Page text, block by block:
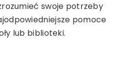
swoje potrzeby
pomoce
lub biblioteki.